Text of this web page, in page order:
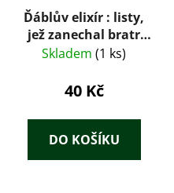
Ďáblův elixír : listy,
jež zanechal bratr
Medard, kapucín,
Fantastických kusů
Skladem (1 ks)
40 Kč
DO KOŠÍKU